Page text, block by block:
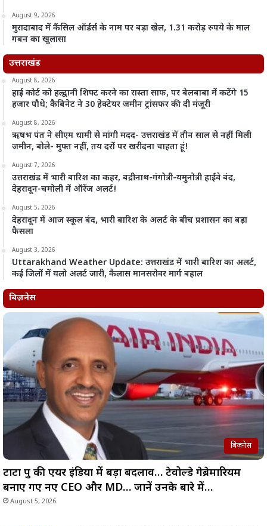
August 9, 2026
मुरादाबाद में कैंसिल ऑर्डर्स के नाम पर बड़ा खेल, 1.31 करोड़ रुपये के माल
गबन का खुलासा
उत्तराखंड
August 8, 2026
हाई कोर्ट को हल्द्वानी शिफ्ट करने का रास्ता साफ, पर बेलबाबा में कटेंगे 15
हजार पौधे; कैबिनेट ने 30 हेक्टेयर जमीन ट्रांसफर की दी मंजूरी
August 8, 2026
ऋषभ पंत ने सीएम धामी से मांगी मदद- उत्तराखंड में तीन साल से नहीं मिली
जमीन, बोले- मुफ्त नहीं, तय दरों पर खरीदना चाहता हूं!
August 7, 2026
उत्तराखंड में भारी बारिश का कहर, बद्रीनाथ-गंगोत्री-यमुनोत्री हाईवे बंद,
देहरादून-चमोली में ऑरेंज अलर्ट!
August 5, 2026
देहरादून में आज स्कूल बंद, भारी बारिश के अलर्ट के बीच प्रशासन का बड़ा
फैसला
August 3, 2026
Uttarakhand Weather Update: उत्तराखंड में भारी बारिश का अलर्ट,
कई जिलों में यलो अलर्ट जारी, कैलास मानसरोवर मार्ग बहाल
बिज़नेस
बिज़नेस
टाटा ग्रुप की एयर इंडिया में बड़ा बदलाव… टेवोल्डे गेब्रेमारियम
बनाए गए नए CEO और MD… जानें उनके बारे में…
August 5, 2026